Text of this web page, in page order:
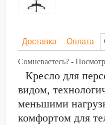
Доставка Оплата
Сомневаетесь? -
Кресло для
видом,
меньшими
комфортом для